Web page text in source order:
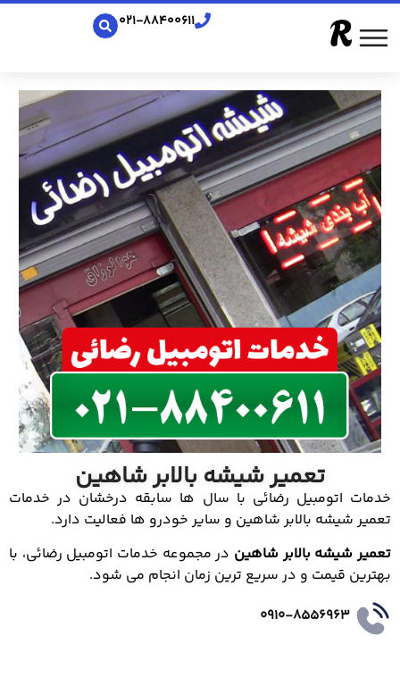
021-88400611
تعمیر شیشه بالابر شاهین
خدمات اتومبیل رضائی با سال ها سابقه درخشان در خدمات
تعمیر شیشه بالابر شاهین و سایر خودرو ها فعالیت دارد.
تعمیر شیشه بالابر شاهین در مجموعه خدمات اتومبیل رضائی، با
بهترین قیمت و در سریع ترین زمان انجام می شود.
0910-8556963